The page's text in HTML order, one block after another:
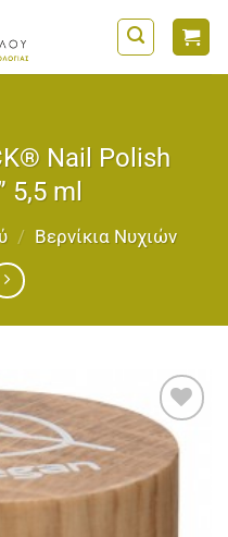
Nail Polish
5,5 ml
/ Bερνίκια Νυχιών
Add to
wishlist